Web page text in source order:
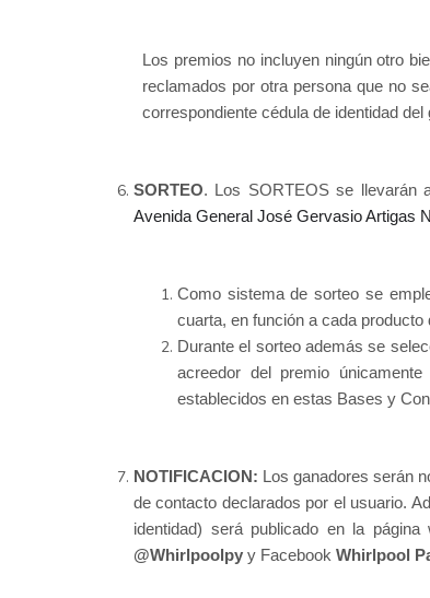
Los premios no incluyen ningún otro
reclamados por otra persona que no
correspondiente cédula de identidad
SORTEO. Los SORTEOS se llevarán
Avenida General José Gervasio Artigas
Como sistema de sorteo se
cuarta, en función a cada producto
Durante el sorteo además se
acreedor del premio
establecidos en estas Bases y
NOTIFICACION: Los ganadores serán
de contacto declarados por el usuario.
identidad) será publicado en la
@Whirlpoolpy y Facebook Whirlpool